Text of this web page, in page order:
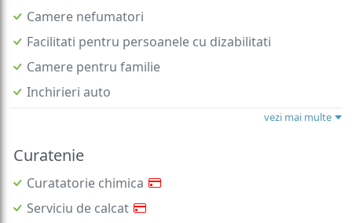
Camere nefumatori
Facilitati pentru persoanele cu dizabilitati
Camere pentru familie
Inchirieri auto
vezi mai multe
Curatenie
Curatatorie chimica
Serviciu de calcat